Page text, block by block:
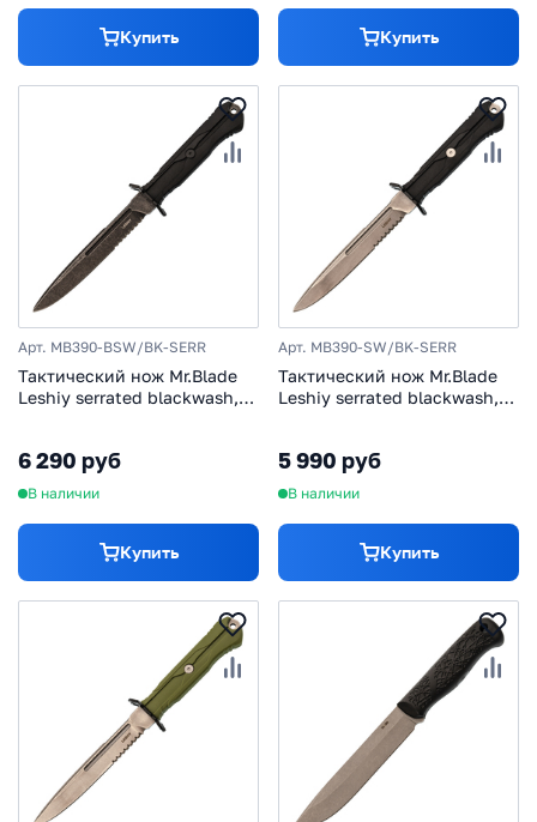
Купить Купить
Арт. MB390-BSW/BK-SERR
Тактический нож Mr.Blade
Leshiy serrated blackwash,
6 290 руб
В наличии
Купить
Арт. MB390-SW/BK-SERR
Тактический нож Mr.Blade
Leshiy serrated blackwash,
5 990 руб
В наличии
Купить